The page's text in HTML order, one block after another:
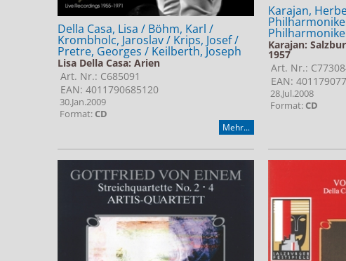
Della Casa, Lisa / Böhm, Karl /
Krombholc, Jaroslav / Krips, Josef /
Pretre, Georges / Keilberth, Joseph
Lisa Della Casa: Arien
Art. Nr.: C685091
EAN: 4011790685120
30.Jan.2009
Format:CD
Mehr...
Karajan,
Karajan:
1957
Art. Nr.:
EAN:
28.Jul.2008
Format:CD